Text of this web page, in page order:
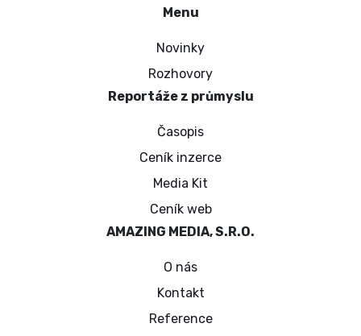
Menu
Novinky
Rozhovory
Reportáže z průmyslu
Časopis
Ceník inzerce
Media Kit
Ceník web
AMAZING MEDIA, S.R.O.
O nás
Kontakt
Reference